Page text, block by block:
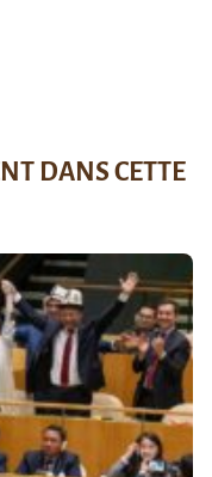
DANS CETTE